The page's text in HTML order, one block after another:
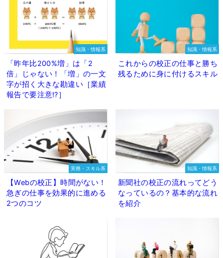
知識・情報系
「昨年比200%増」は「2
倍」じゃない！「増」の一文
字が招く大きな勘違い［業績
報告で要注意⁉］
知識・情報系
これからの校正の仕事と勝ち
残るために身に付けるスキル
実務・スキル系
【Webの校正】時間がない！
急ぎの仕事を効果的に進める
2つのコツ
知識・情報系
新聞社の校正の流れってどう
なっているの？基本的な流れ
を紹介